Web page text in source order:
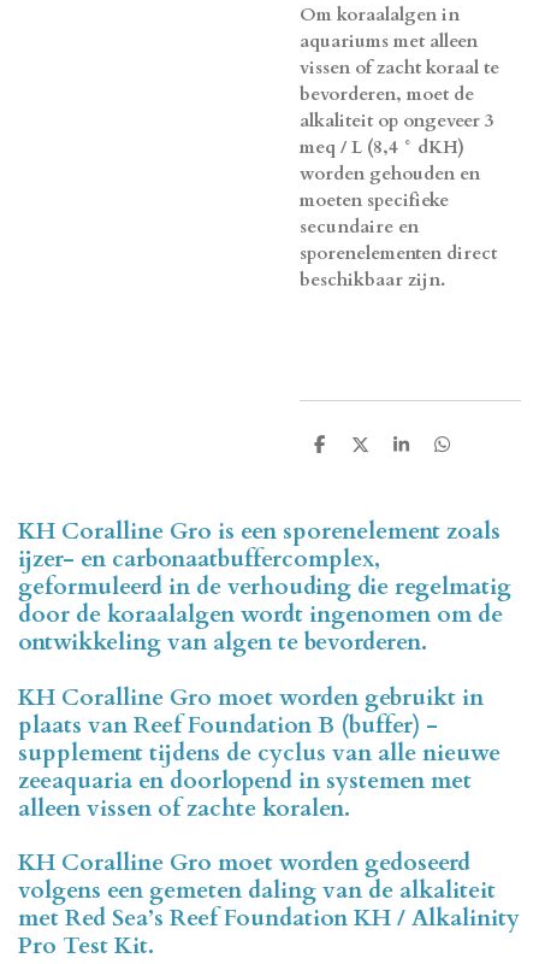
Om koraalalgen in
aquariums met alleen
vissen of zacht koraal te
bevorderen, moet de
alkaliteit op ongeveer 3
meq / L (8,4 ° dKH)
worden gehouden en
moeten specifieke
secundaire en
sporenelementen direct
beschikbaar zijn.
D
n
D
S
e
D
n
KH Coralline Gro is een sporenelement zoals
ijzer- en carbonaatbuffercomplex,
geformuleerd in de verhouding die regelmatig
door de koraalalgen wordt ingenomen om de
ontwikkeling van algen te bevorderen.
KH Coralline Gro moet worden gebruikt in
plaats van Reef Foundation B (buffer) -
supplement tijdens de cyclus van alle nieuwe
zeeaquaria en doorlopend in systemen met
alleen vissen of zachte koralen.
KH Coralline Gro moet worden gedoseerd
volgens een gemeten daling van de alkaliteit
met Red Sea’s Reef Foundation KH / Alkalinity
Pro Test Kit.